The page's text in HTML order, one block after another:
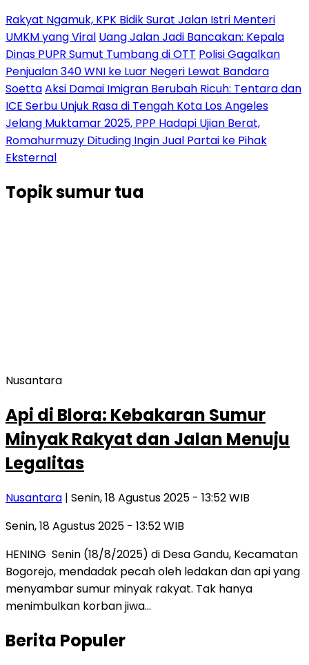
Rakyat Ngamuk, KPK Bidik Surat Jalan Istri Menteri
UMKM yang Viral Uang Jalan Jadi Bancakan: Kepala
Dinas PUPR Sumut Tumbang di OTT Polisi Gagalkan
Penjualan 340 WNI ke Luar Negeri Lewat Bandara
SoettaAksi Damai Imigran Berubah Ricuh: Tentara dan
ICE Serbu Unjuk Rasa di Tengah Kota Los Angeles
Jelang Muktamar 2025, PPP Hadapi Ujian Berat,
Romahurmuzy Dituding Ingin Jual Partai ke Pihak
Eksternal
Topiksumur tua
Nusantara
Api di Blora: Kebakaran Sumur
Minyak Rakyat dan Jalan Menuju
Legalitas
Nusantara | Senin, 18 Agustus 2025 - 13:52 WIB
Senin, 18 Agustus 2025 - 13:52 WIB
HENING Senin (18/8/2025) di Desa Gandu, Kecamatan
Bogorejo, mendadak pecah oleh ledakan dan api yang
menyambar sumur minyak rakyat. Tak hanya
menimbulkan korban jiwa…
Berita Populer